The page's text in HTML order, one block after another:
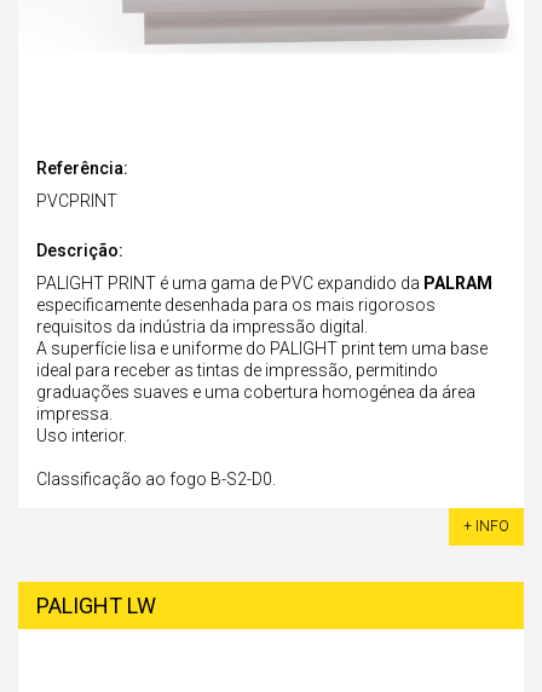
Referência:
PVCPRINT
Descrição:
PALIGHT PRINT é uma gama de PVC expandido da PALRAM
especificamente desenhada para os mais rigorosos
requisitos da indústria da impressão digital.
A superfície lisa e uniforme do PALIGHT print tem uma base
ideal para receber as tintas de impressão, permitindo
graduações suaves e uma cobertura homogénea da área
impressa.
Uso interior.
Classificação ao fogo B-S2-D0.
+ INFO
PALIGHT LW